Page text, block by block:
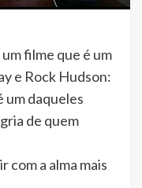
filme que é um
e Rock Hudson:
um daqueles
de quem
com a alma mais